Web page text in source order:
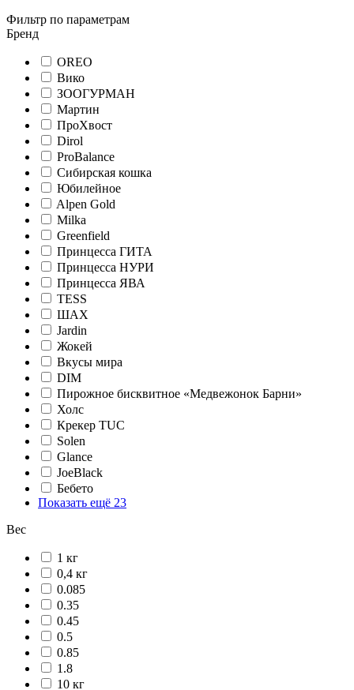
Фильтр по параметрам
Бренд
OREO
Вико
ЗООГУРМАН
Мартин
ПроХвост
Dirol
ProBalance
Сибирская кошка
Юбилейное
Alpen Gold
Milka
Greenfield
Принцесса ГИТА
Принцесса НУРИ
Принцесса ЯВА
TESS
ШАХ
Jardin
Жокей
Вкусы мира
DIM
Пирожное бисквитное «Медвежонок Барни»
Холс
Крекер TUC
Solen
Glance
JoeBlack
Бебето
Показать ещё 23
Вес
1 кг
0,4 кг
0.085
0.35
0.45
0.5
0.85
1.8
10 кг